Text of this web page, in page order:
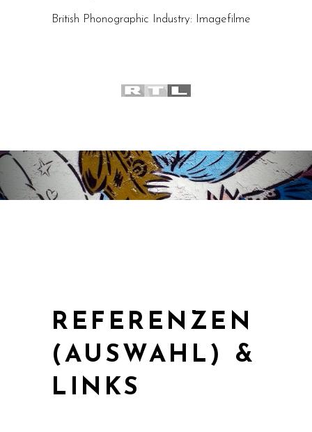
British Phonographic Industry: Imagefilme
REFERENZEN
(AUSWAHL) &
LINKS